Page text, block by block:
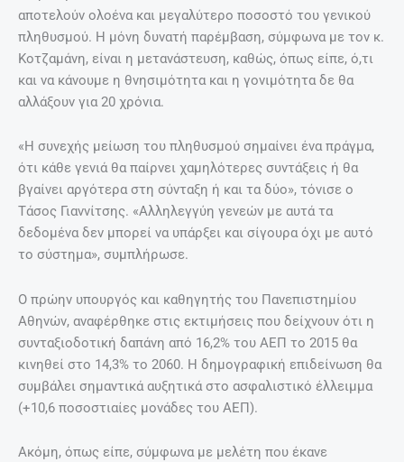
αποτελούν ολοένα και μεγαλύτερο ποσοστό του γενικού
πληθυσμού. Η μόνη δυνατή παρέμβαση, σύμφωνα με τον κ.
Κοτζαμάνη, είναι η μετανάστευση, καθώς, όπως είπε, ό,τι
και να κάνουμε η θνησιμότητα και η γονιμότητα δε θα
αλλάξουν για 20 χρόνια.
«H συνεχής μείωση του πληθυσμού σημαίνει ένα πράγμα,
ότι κάθε γενιά θα παίρνει χαμηλότερες συντάξεις ή θα
βγαίνει αργότερα στη σύνταξη ή και τα δύο», τόνισε ο
Τάσος Γιαννίτσης. «Αλληλεγγύη γενεών με αυτά τα
δεδομένα δεν μπορεί να υπάρξει και σίγουρα όχι με αυτό
το σύστημα», συμπλήρωσε.
Ο πρώην υπουργός και καθηγητής του Πανεπιστημίου
Αθηνών, αναφέρθηκε στις εκτιμήσεις που δείχνουν ότι η
συνταξιοδοτική δαπάνη από 16,2% του ΑΕΠ το 2015 θα
κινηθεί στο 14,3% το 2060. Η δημογραφική επιδείνωση θα
συμβάλει σημαντικά αυξητικά στο ασφαλιστικό έλλειμμα
(+10,6 ποσοστιαίες μονάδες του ΑΕΠ).
Ακόμη, όπως είπε, σύμφωνα με μελέτη που έκανε